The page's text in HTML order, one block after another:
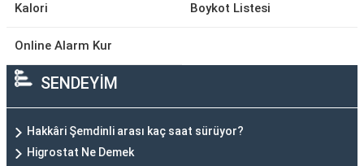
Kalori
Boykot Listesi
Online Alarm Kur
SENDEYİM
Hakkâri Şemdinli arası kaç saat sürüyor?
Higrostat Ne Demek